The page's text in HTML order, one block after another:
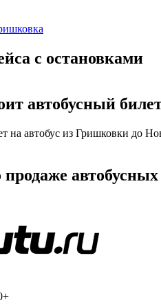
с остановками
автобусный
на автобус из Гришковки до
автобусных